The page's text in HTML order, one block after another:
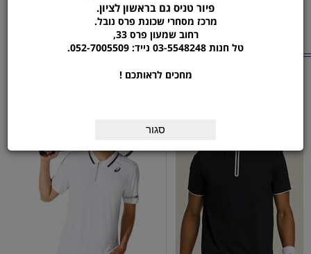
הוסף לסל הזמן עכשיו
מוצרים נוספים
מהקטגוריה
פיור טניס גם בראשון לציון.
מרכז מסחרי שכונת פרס נובל.
רחוב שמעון פרס 33,
טל חנות 03-5548248 נייד: 052-7005509.
מחכים לראותכם !
סגור